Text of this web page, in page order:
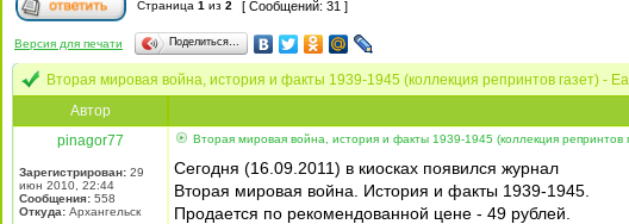
Страница 1 из 2 [ Сообщений: 31 ]
Версия для печати Поделиться…
Вторая мировая война, история и факты 1939-1945 (коллекция репринтов газет) -
Автор
pinagor77
Зарегистрирован: 29
июн 2010, 22:44
Сообщения: 558
Откуда: Архангельск
Вторая мировая война, история и факты 1939-1945 (коллекция репринтов
Сегодня (16.09.2011) в киосках появился журнал
Вторая мировая война. История и факты 1939-1945.
Продается по рекомендованной цене - 49 рублей.